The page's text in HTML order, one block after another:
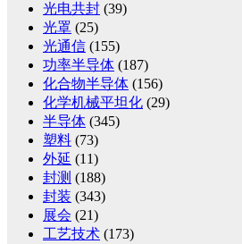
光电共封 (39)
光罩 (25)
光通信 (155)
功率半导体 (187)
化合物半导体 (156)
化学机械平坦化 (29)
半导体 (345)
塑料 (73)
外延 (11)
封测 (188)
封装 (343)
展会 (21)
工艺技术 (173)